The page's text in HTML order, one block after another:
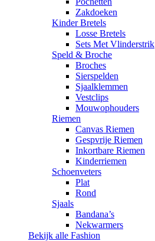
Zakdoeken
Kinder Bretels
Losse Bretels
Sets Met Vlinderstrik
Speld & Broche
Broches
Sierspelden
Sjaalklemmen
Vestclips
Mouwophouders
Riemen
Canvas Riemen
Gespvrije Riemen
Inkortbare Riemen
Kinderriemen
Schoenveters
Plat
Rond
Sjaals
Bandana’s
Nekwarmers
Bekijk alle Fashion